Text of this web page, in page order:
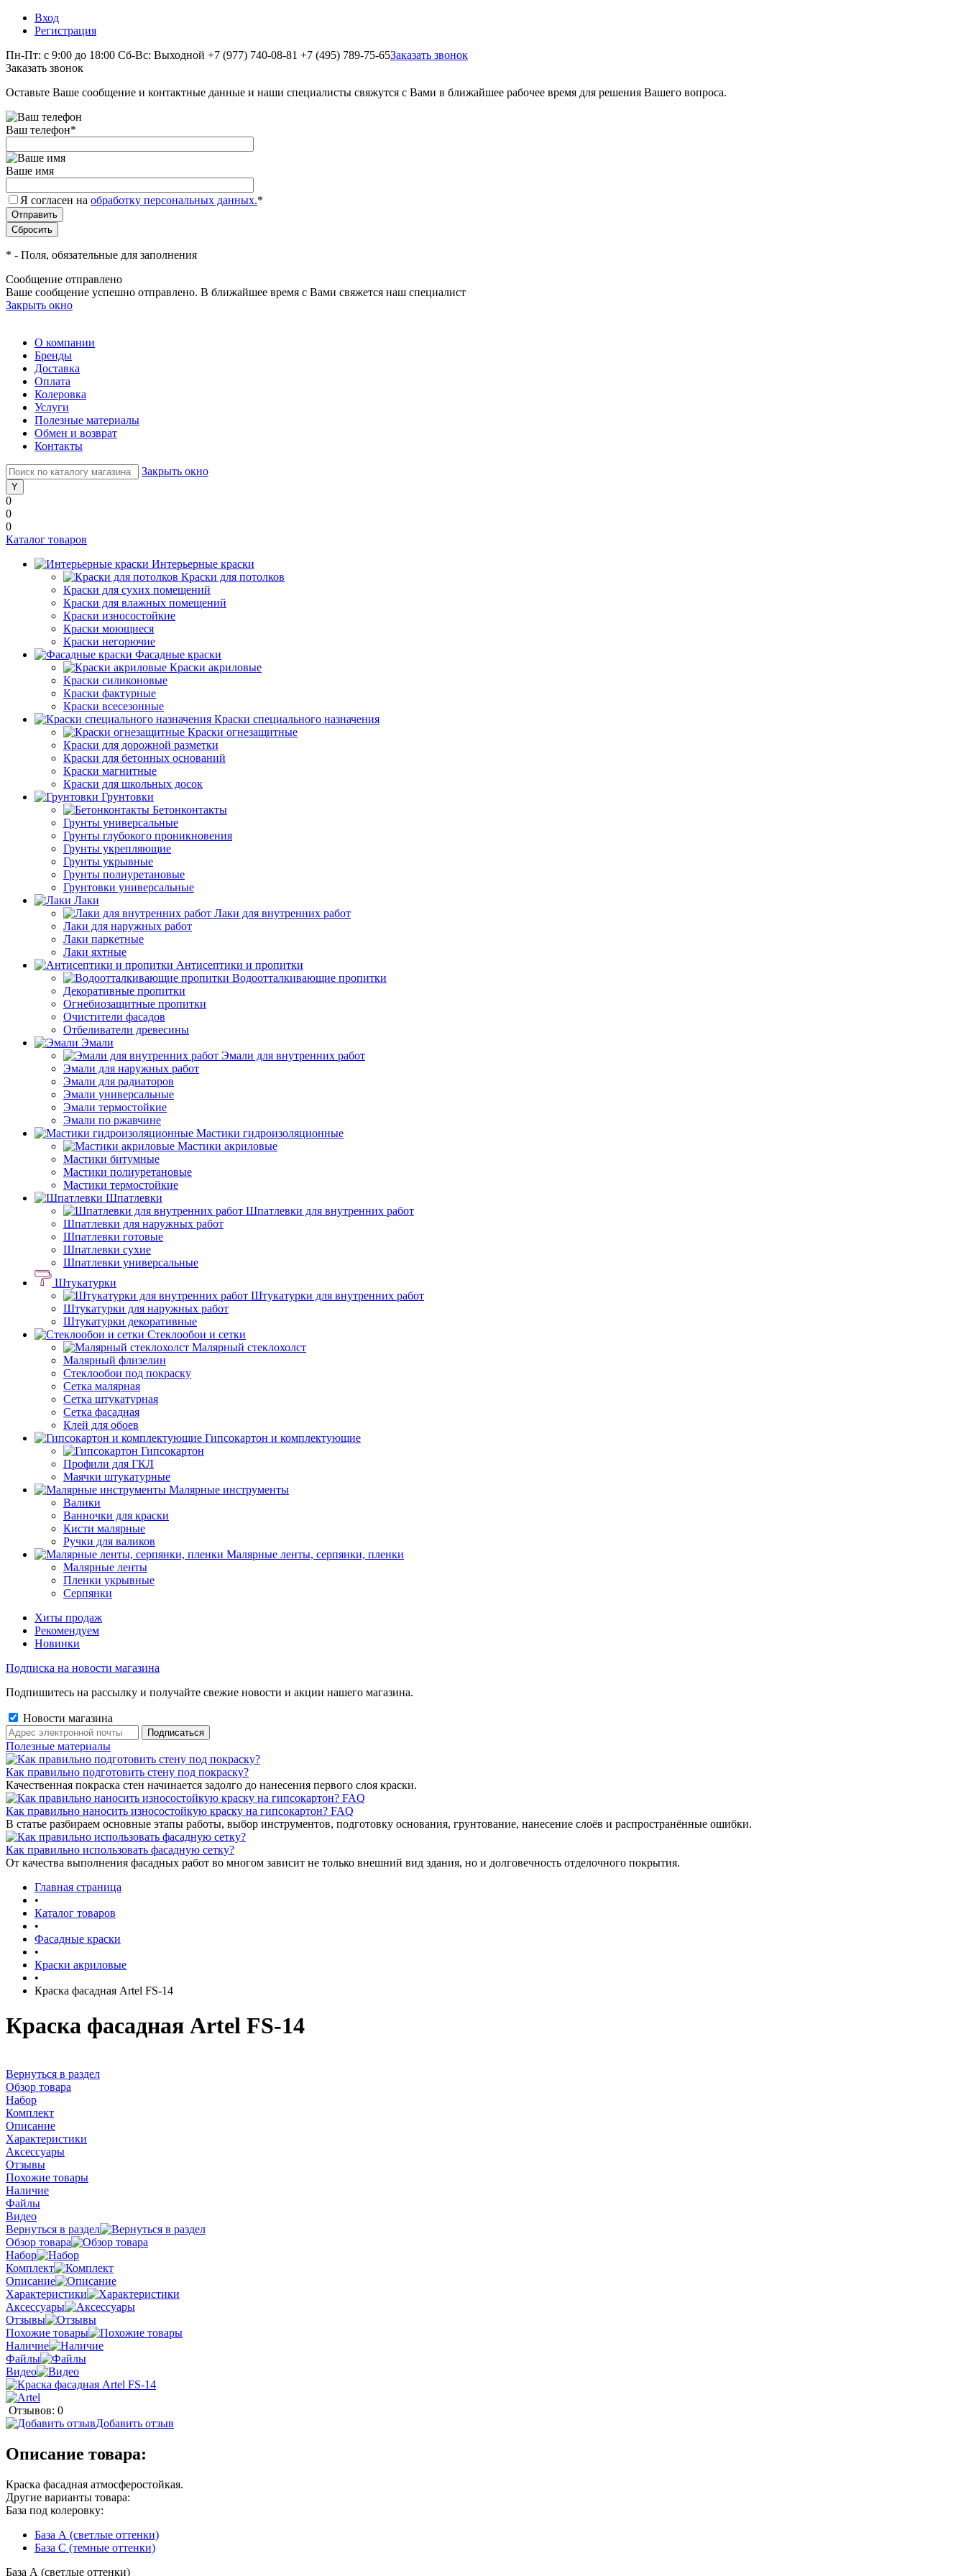
Вход
Регистрация
Пн-Пт: с 9:00 до 18:00 Сб-Вс: Выходной +7 (977) 740-08-81 +7 (495) 789-75-65Заказать звонок
Заказать звонок
Оставьте Ваше сообщение и контактные данные и наши специалисты свяжутся с Вами в ближайшее рабочее время для решения Вашего вопроса.
Ваш телефон*
Ваше имя
Я согласен на обработку персональных данных.*
* - Поля, обязательные для заполнения
Сообщение отправлено
Ваше сообщение успешно отправлено. В ближайшее время с Вами свяжется наш специалист
Закрыть окно
О компании
Бренды
Доставка
Оплата
Колеровка
Услуги
Полезные материалы
Обмен и возврат
Контакты
Закрыть окно
0
0
0
Каталог товаров
Интерьерные краски
Краски для потолков
Краски для сухих помещений
Краски для влажных помещений
Краски износостойкие
Краски моющиеся
Краски негорючие
Фасадные краски
Краски акриловые
Краски силиконовые
Краски фактурные
Краски всесезонные
Краски специального назначения
Краски огнезащитные
Краски для дорожной разметки
Краски для бетонных оснований
Краски магнитные
Краски для школьных досок
Грунтовки
Бетонконтакты
Грунты универсальные
Грунты глубокого проникновения
Грунты укрепляющие
Грунты укрывные
Грунты полиуретановые
Грунтовки универсальные
Лаки
Лаки для внутренних работ
Лаки для наружных работ
Лаки паркетные
Лаки яхтные
Антисептики и пропитки
Водоотталкивающие пропитки
Декоративные пропитки
Огнебиозащитные пропитки
Очистители фасадов
Отбеливатели древесины
Эмали
Эмали для внутренних работ
Эмали для наружных работ
Эмали для радиаторов
Эмали универсальные
Эмали термостойкие
Эмали по ржавчине
Мастики гидроизоляционные
Мастики акриловые
Мастики битумные
Мастики полиуретановые
Мастики термостойкие
Шпатлевки
Шпатлевки для внутренних работ
Шпатлевки для наружных работ
Шпатлевки готовые
Шпатлевки сухие
Шпатлевки универсальные
Штукатурки
Штукатурки для внутренних работ
Штукатурки для наружных работ
Штукатурки декоративные
Стеклообои и сетки
Малярный стеклохолст
Малярный флизелин
Стеклообои под покраску
Сетка малярная
Сетка штукатурная
Сетка фасадная
Клей для обоев
Гипсокартон и комплектующие
Гипсокартон
Профили для ГКЛ
Маячки штукатурные
Малярные инструменты
Валики
Ванночки для краски
Кисти малярные
Ручки для валиков
Малярные ленты, серпянки, пленки
Малярные ленты
Пленки укрывные
Серпянки
Хиты продаж
Рекомендуем
Новинки
Подписка на новости магазина
Подпишитесь на рассылку и получайте свежие новости и акции нашего магазина.
Новости магазина
Полезные материалы
Как правильно подготовить стену под покраску?
Качественная покраска стен начинается задолго до нанесения первого слоя краски.
Как правильно наносить износостойкую краску на гипсокартон? FAQ
В статье разбираем основные этапы работы, выбор инструментов, подготовку основания, грунтование, нанесение слоёв и распространённые ошибки.
Как правильно использовать фасадную сетку?
От качества выполнения фасадных работ во многом зависит не только внешний вид здания, но и долговечность отделочного покрытия.
Главная страница
•
Каталог товаров
•
Фасадные краски
•
Краски акриловые
•
Краска фасадная Artel FS-14
Краска фасадная Artel FS-14
Вернуться в раздел
Обзор товара
Набор
Комплект
Описание
Характеристики
Аксессуары
Отзывы
Похожие товары
Наличие
Файлы
Видео
Вернуться в раздел
Обзор товара
Набор
Комплект
Описание
Характеристики
Аксессуары
Отзывы
Похожие товары
Наличие
Файлы
Видео
Отзывов: 0
Добавить отзыв
Описание товара:
Краска фасадная атмосферостойкая.
Другие варианты товара:
База под колеровку:
База А (светлые оттенки)
База С (темные оттенки)
База А (светлые оттенки)